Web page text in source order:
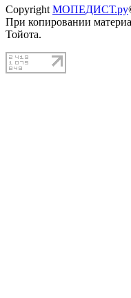
Copyright МОПЕДИСТ.ру
При копировании
Тойота.